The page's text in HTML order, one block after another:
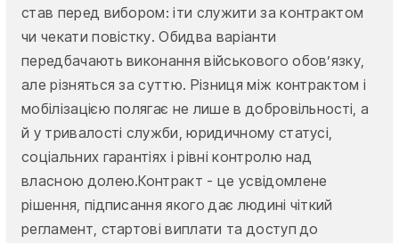
став перед вибором: іти служити за контрактом
чи чекати повістку. Обидва варіанти
передбачають виконання військового обов’язку,
але різняться за суттю. Різниця між контрактом і
мобілізацією полягає не лише в добровільності, а
й у тривалості служби, юридичному статусі,
соціальних гарантіях і рівні контролю над
власною долею.Контракт - це усвідомлене
рішення, підписання якого дає людині чіткий
регламент, стартові виплати та доступ до